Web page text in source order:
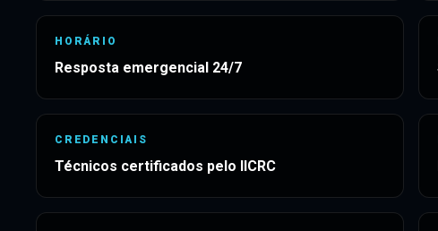
HORÁRIO
Resposta emergencial 24/7
CREDENCIAIS
Técnicos certificados pelo IICRC